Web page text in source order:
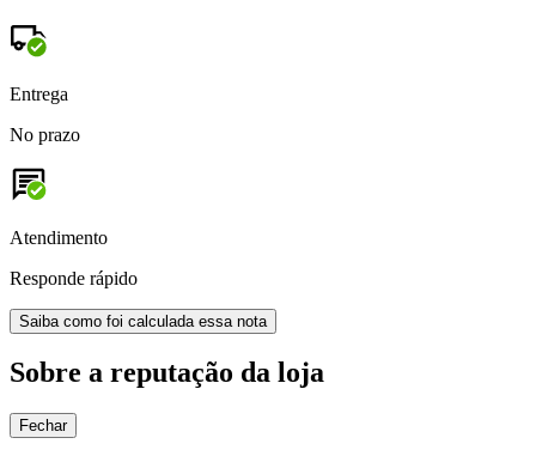
Entrega
No prazo
Atendimento
Responde rápido
Saiba como foi calculada essa nota
Sobre a reputação da loja
Fechar